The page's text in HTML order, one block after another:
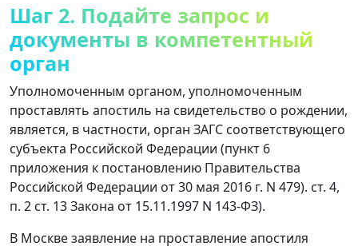
Шаг 2. Подайте запрос и
документы в компетентный
орган
Уполномоченным органом, уполномоченным
проставлять апостиль на свидетельство о рождении,
является, в частности, орган ЗАГС соответствующего
субъекта Российской Федерации (пункт 6
приложения к постановлению Правительства
Российской Федерации от 30 мая 2016 г. N 479). ст. 4,
п. 2 ст. 13 Закона от 15.11.1997 N 143-ФЗ).
В Москве заявление на проставление апостиля